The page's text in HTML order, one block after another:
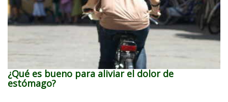
¿Qué es bueno para aliviar el dolor de
estómago?